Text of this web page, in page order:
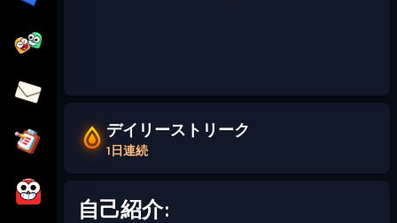
デイリーストリーク
1日連続
自己紹介: